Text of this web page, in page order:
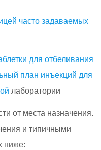
часто задаваемых
для отбеливания
план инъекций для
лаборатории
от места назначения.
и типичными
ниже: